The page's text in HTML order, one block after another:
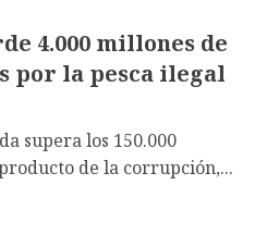
4.000 millones de
por la pesca ilegal
supera los 150.000
de la corrupción,...